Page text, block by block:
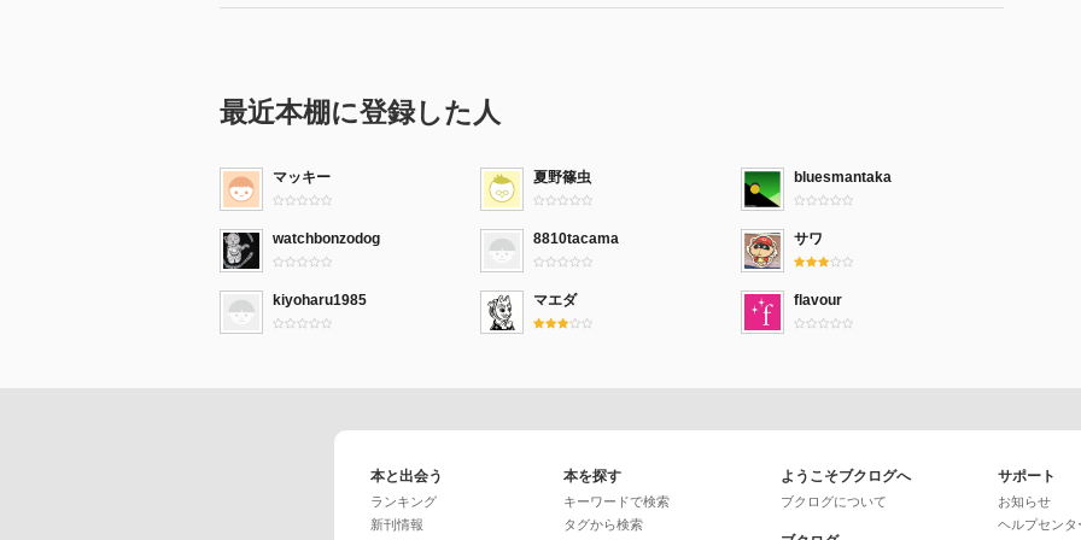
最近本棚に登録した人
マッキー 夏野篠虫 bluesmantaka
watchbonzodog 8810tacama サワ
kiyoharu1985 マエダ flavour
本と出会う
ランキング
新刊情報
本を探す
キーワードで検索
タグから検索
ようこそブクログへ
ブクログについて
サポート
お知らせ
ヘルプセンタ